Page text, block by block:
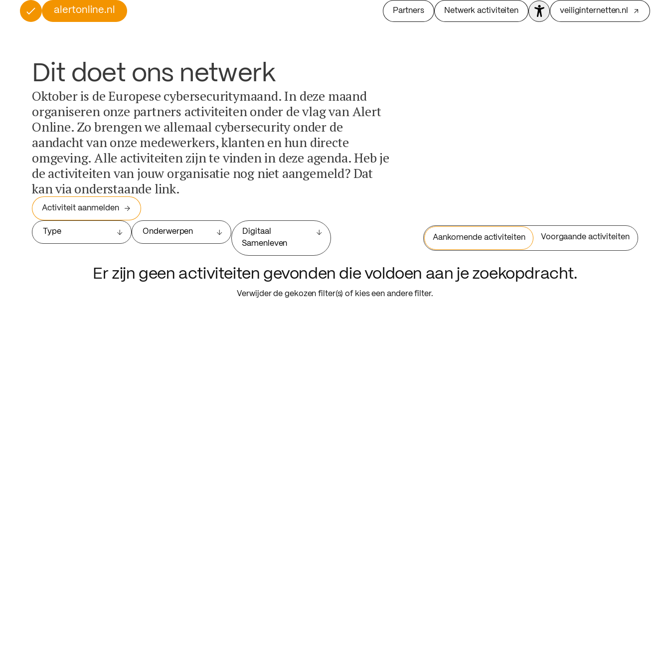
alertonline.nl Partners Netwerk activiteiten veiliginternetten.nl
Dit doet ons netwerk
Oktober is de Europese cybersecuritymaand. In deze maand
organiseren onze partners activiteiten onder de vlag van Alert
Online. Zo brengen we allemaal cybersecurity onder de
aandacht van onze medewerkers, klanten en hun directe
omgeving. Alle activiteiten zijn te vinden in deze agenda. Heb je
de activiteiten van jouw organisatie nog niet aangemeld? Dat
kan via onderstaande link.
Activiteit aanmelden
Type Onderwerpen
Digitaal
Samenleven
Aankomende activiteiten Voorgaande activiteiten
Er zijn geen activiteiten gevonden die voldoen aan je zoekopdracht.
Verwijder de gekozen filter(s) of kies een andere filter.